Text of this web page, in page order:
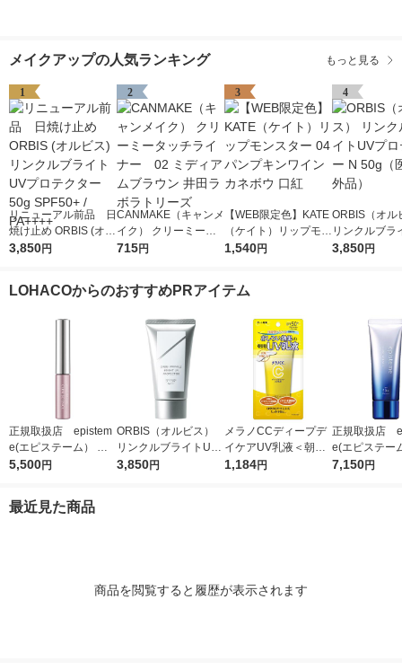
メイクアップの人気ランキング もっと見る
1
リニューアル前品 日
焼け止め ORBIS (オル
ビス) リンクルブライ
3,850円
2
CANMAKE（キャンメ
イク） クリーミータ
ッチライナー 02 ミ
715円
3
【WEB限定色】KATE
（ケイト）リップモン
スター 04 パンプキン
1,540円
4
ORBIS（オル
リンクルブラ
プロテクター
3,850円
LOHACOからのおすすめPRアイテム
正規取扱店 epistem
e(エピステーム） パ
ワライズラッシュセラ
5,500円
ORBIS（オルビス）
リンクルブライトUV
プロテクター N 50g
3,850円
メラノCCディープデ
イケアUV乳液＜朝用
日焼け止め乳液＞50g
1,184円
正規取扱店
e(エピステー
ワイトUVレ
7,150円
最近見た商品
商品を閲覧すると履歴が表示されます